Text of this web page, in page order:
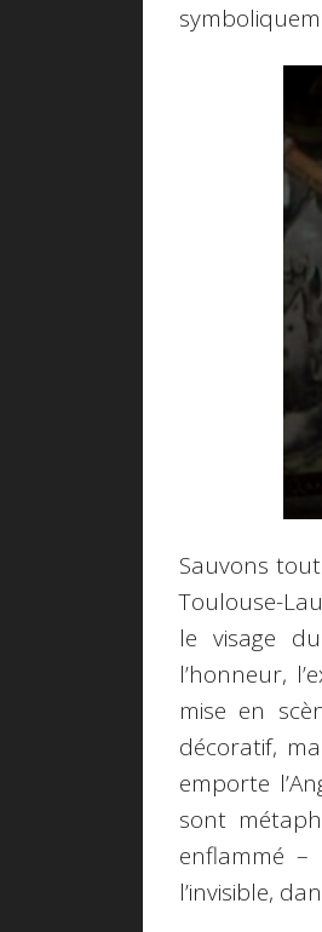
Sauvons
Toulouse-
le visage
l’honneur,
mise en
décoratif,
emporte
sont
enflammé –
l’invisible,